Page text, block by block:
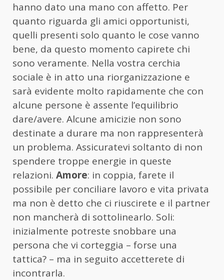
hanno dato una mano con affetto. Per
quanto riguarda gli amici opportunisti,
quelli presenti solo quanto le cose vanno
bene, da questo momento capirete chi
sono veramente. Nella vostra cerchia
sociale è in atto una riorganizzazione e
sarà evidente molto rapidamente che con
alcune persone è assente l’equilibrio
dare/avere. Alcune amicizie non sono
destinate a durare ma non rappresenterà
un problema. Assicuratevi soltanto di non
spendere troppe energie in queste
relazioni. Amore: in coppia, farete il
possibile per conciliare lavoro e vita privata
ma non è detto che ci riuscirete e il partner
non mancherà di sottolinearlo. Soli:
inizialmente potreste snobbare una
persona che vi corteggia – forse una
tattica? – ma in seguito accetterete di
incontrarla.